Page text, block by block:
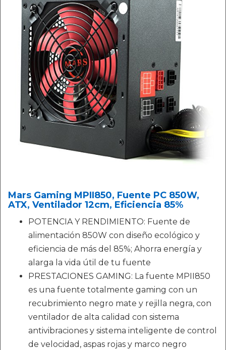
Mars Gaming MPII850, Fuente PC 850W,
ATX, Ventilador 12cm, Eficiencia 85%
POTENCIA Y RENDIMIENTO: Fuente de
alimentación 850W con diseño ecológico y
eficiencia de más del 85%; Ahorra energía y
alarga la vida útil de tu fuente
PRESTACIONES GAMING: La fuente MPII850
es una fuente totalmente gaming con un
recubrimiento negro mate y rejilla negra, con
ventilador de alta calidad con sistema
antivibraciones y sistema inteligente de control
de velocidad, aspas rojas y marco negro